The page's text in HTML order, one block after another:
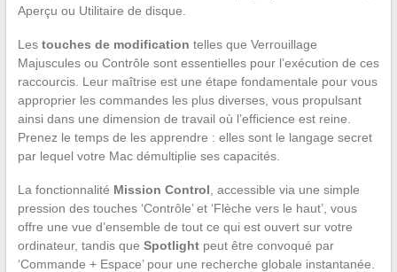
Aperçu ou Utilitaire de disque.
Les touches de modification telles que Verrouillage
Majuscules ou Contrôle sont essentielles pour l’exécution de ces
raccourcis. Leur maîtrise est une étape fondamentale pour vous
approprier les commandes les plus diverses, vous propulsant
ainsi dans une dimension de travail où l’efficience est reine.
Prenez le temps de les apprendre : elles sont le langage secret
par lequel votre Mac démultiplie ses capacités.
La fonctionnalité Mission Control , accessible via une simple
pression des touches ‘Contrôle’ et ‘Flèche vers le haut’, vous
offre une vue d’ensemble de tout ce qui est ouvert sur votre
ordinateur, tandis que Spotlightpeut être convoqué par
‘Commande + Espace’ pour une recherche globale instantanée.